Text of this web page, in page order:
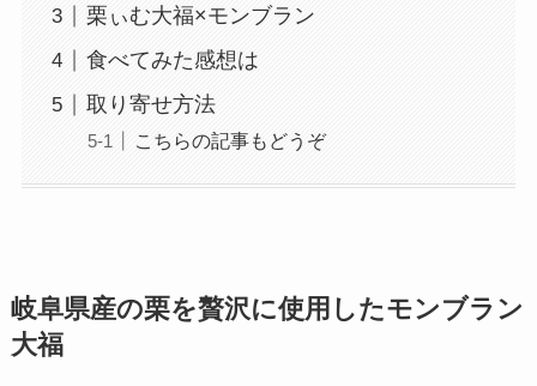
栗ぃむ大福×モンブラン
食べてみた感想は
取り寄せ方法
こちらの記事もどうぞ
岐阜県産の栗を贅沢に使用したモンブラン
大福